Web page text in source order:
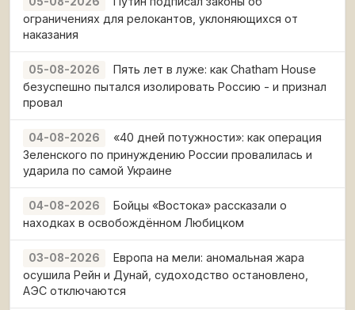
ограничениях для релокантов, уклоняющихся от
наказания
05-08-2026
Пять лет в луже: как Chatham House
безуспешно пытался изолировать Россию - и признал
провал
04-08-2026
«40 дней потужности»: как операция
Зеленского по принуждению России провалилась и
ударила по самой Украине
04-08-2026
Бойцы «Востока» рассказали о
находках в освобождённом Любицком
03-08-2026
Европа на мели: аномальная жара
осушила Рейн и Дунай, судоходство остановлено,
АЭС отключаются